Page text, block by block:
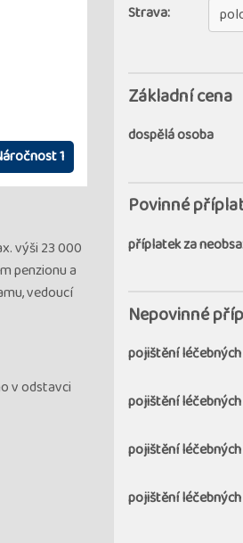
1
výši 23 000
penzionu a
vedoucí
v odstavci
Strava:
Základní cena
dospělá osoba
Povinné
příplatek za
Nepovinné
pojištění
pojištění
pojištění
pojištění